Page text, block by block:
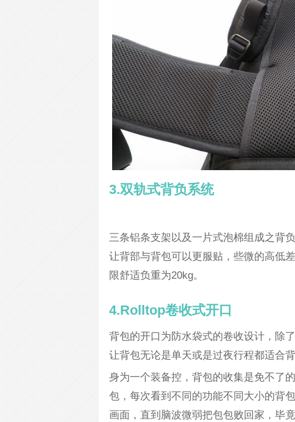
3.双轨式背负系统
三条铝条支架以及一片式泡棉组成之背
让背部与背包可以更服贴，些微的高低
限舒适负重为20kg。
4.Rolltop卷收式开口
背包的开口为防水袋式的卷收设计，除
让背包无论是单天或是过夜行程都适合背
身为一个装备控，背包的收集是免不了
包，每次看到不同的功能不同大小的背
画面，直到脑波微弱把包包败回家，毕